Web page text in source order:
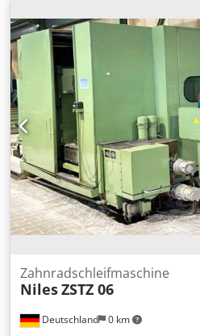
Deutschland 0 km
Zahnradschleifmaschine
NilesZSTZ 06